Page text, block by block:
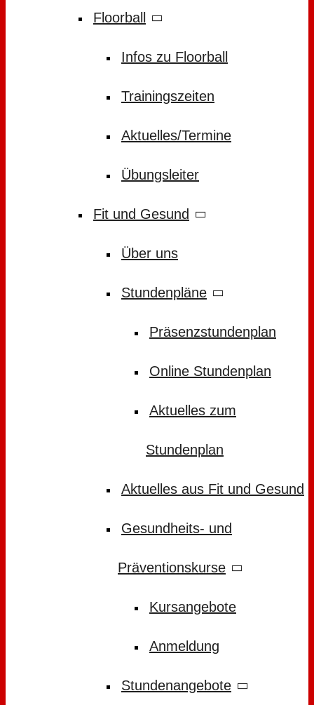
Floorball
Infos zu Floorball
Trainingszeiten
Aktuelles/Termine
Übungsleiter
Fit und Gesund
Über uns
Stundenpläne
Präsenzstundenplan
Online Stundenplan
Aktuelles zum
Stundenplan
Aktuelles aus Fit und Gesund
Gesundheits- und
Präventionskurse
Kursangebote
Anmeldung
Stundenangebote